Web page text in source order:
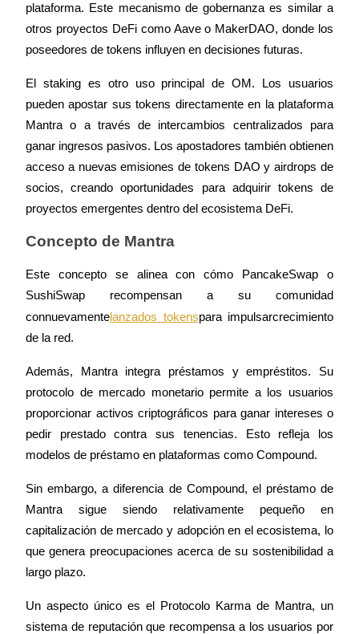
Futuros del USDC
Conviértete en un Trader de Copia
Disfruta del reparto de beneficios y comisiones de copy trading
Información
plataforma. Este mecanismo de gobernanza es similar a
otros proyectos DeFi como Aave o MakerDAO, donde los
poseedores de tokens influyen en decisiones futuras.
El staking es otro uso principal de OM. Los usuarios
pueden apostar sus tokens directamente en la plataforma
Mantra o a través de intercambios centralizados para
ganar ingresos pasivos. Los apostadores también obtienen
acceso a nuevas emisiones de tokens DAO y airdrops de
socios, creando oportunidades para adquirir tokens de
proyectos emergentes dentro del ecosistema DeFi.
Concepto de Mantra
Este concepto se alinea con cómo PancakeSwap o
SushiSwap recompensan a su comunidad
connuevamentelanzados tokenspara impulsarcrecimiento
de la red.
Además, Mantra integra préstamos y empréstitos. Su
protocolo de mercado monetario permite a los usuarios
proporcionar activos criptográficos para ganar intereses o
pedir prestado contra sus tenencias. Esto refleja los
modelos de préstamo en plataformas como Compound.
Sin embargo, a diferencia de Compound, el préstamo de
Mantra sigue siendo relativamente pequeño en
capitalización de mercado y adopción en el ecosistema, lo
que genera preocupaciones acerca de su sostenibilidad a
largo plazo.
Un aspecto único es el Protocolo Karma de Mantra, un
sistema de reputación que recompensa a los usuarios por